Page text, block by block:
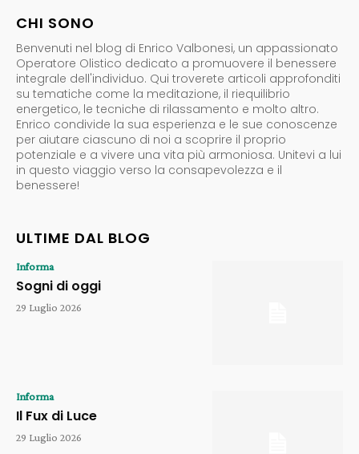
CHI SONO
Benvenuti nel blog di Enrico Valbonesi, un appassionato
Operatore Olistico dedicato a promuovere il benessere
integrale dell'individuo. Qui troverete articoli approfonditi
su tematiche come la meditazione, il riequilibrio
energetico, le tecniche di rilassamento e molto altro.
Enrico condivide la sua esperienza e le sue conoscenze
per aiutare ciascuno di noi a scoprire il proprio
potenziale e a vivere una vita più armoniosa. Unitevi a lui
in questo viaggio verso la consapevolezza e il
benessere!
ULTIME DAL BLOG
Informa
Sogni di oggi
29 Luglio 2026
Informa
Il Fux di Luce
29 Luglio 2026